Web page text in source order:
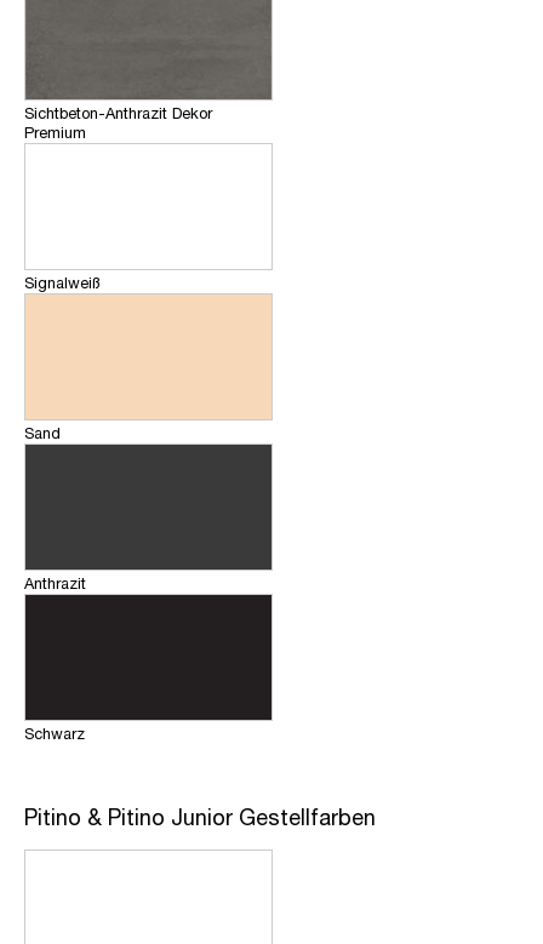
Sichtbeton-Anthrazit Dekor
Premium
Signalweiß
Sand
Anthrazit
Schwarz
Pitino & Pitino Junior Gestellfarben